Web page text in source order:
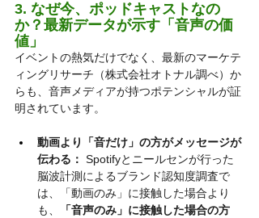
3. なぜ今、ポッドキャストなの
か？最新データが示す「音声の価
値」
イベントの熱気だけでなく、最新のマーケテ
ィングリサーチ（株式会社オトナル調べ）か
らも、音声メディアが持つポテンシャルが証
明されています。
動画より「音だけ」の方がメッセージが
伝わる： Spotifyとニールセンが行った
脳波計測によるブランド認知度調査で
は、「動画のみ」に接触した場合より
も、
「音声のみ」に接触した場合の方